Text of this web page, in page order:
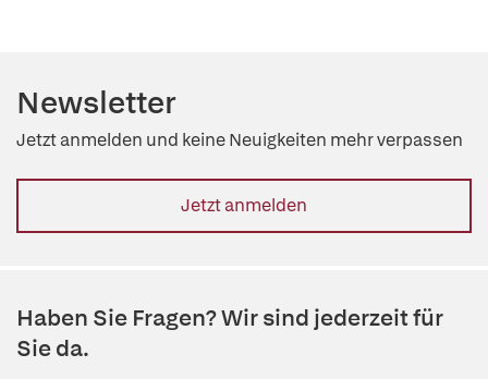
Newsletter
Jetzt anmelden und keine Neuigkeiten mehr verpassen
Jetzt anmelden
Haben Sie Fragen? Wir sind jederzeit für
Sie da.